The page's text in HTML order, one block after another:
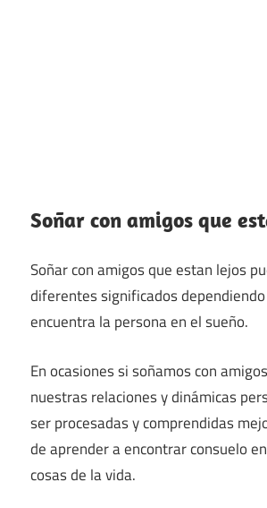
Soñar con amigos que
Soñar con amigos que estan lejos
diferentes significados
encuentra la persona en el sueño.
En ocasiones si soñamos con
nuestras relaciones y dinámicas
ser procesadas y comprendidas
de aprender a encontrar consuelo
cosas de la vida.